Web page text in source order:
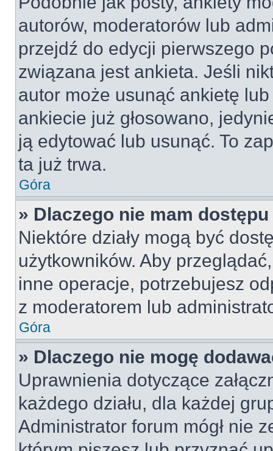
autorów, moderatorów lub
przejdź do edycji pierwszego
związana jest ankieta. Jeśli
autor może usunąć ankietę
ankiecie już głosowano,
ją edytować lub usunąć. To
ta już trwa.
Góra
» Dlaczego nie mam dostępu
Niektóre działy mogą być
użytkowników. Aby
inne operacje, potrzebujesz
z moderatorem lub
Góra
» Dlaczego nie mogę
Uprawnienia dotyczące
każdego działu, dla każdej
Administrator forum mógł nie